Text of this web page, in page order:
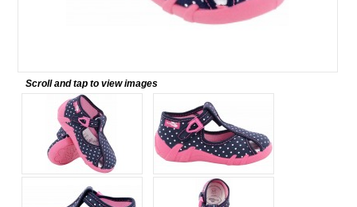
Scroll and tap to view images